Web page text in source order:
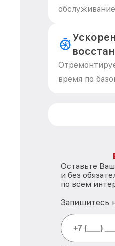
время по
Оставьте
и без
по всем
Запишитесь